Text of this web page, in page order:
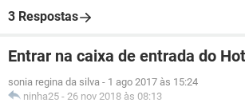
3 Respostas
Entrar na caixa de entrada do
sonia regina da silva - 1 ago 2017 às 15:24
ninha25 - 26 nov 2018 às 08:13